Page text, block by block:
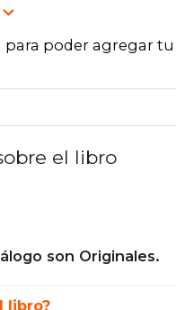
para poder agregar
el libro
son Originales.
libro?